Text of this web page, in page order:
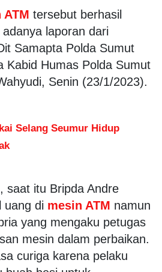
tersebut berhasil
laporan dari
Samapta Polda Sumut
Kabid Humas Polda Sumut
Senin (23/1/2023).
Selang Seumur Hidup
saat itu Bripda Andre
uang di mesin ATM namun
yang mengaku petugas
mesin dalam perbaikan.
curiga karena pelaku